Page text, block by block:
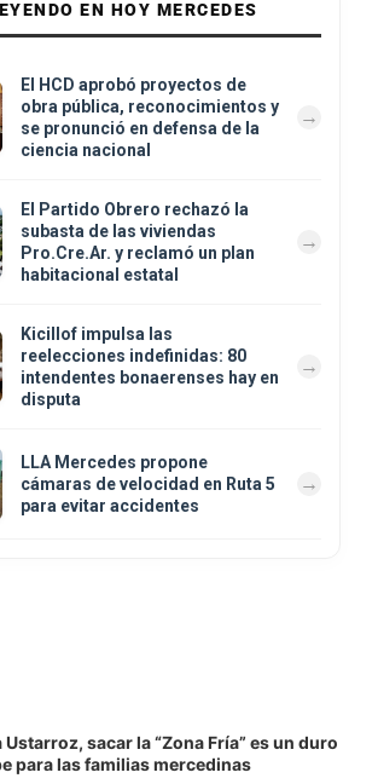
EN HOY MERCEDES
El HCD aprobó proyectos de
obra pública, reconocimientos y
se pronunció en defensa de la
ciencia nacional
El Partido Obrero rechazó la
subasta de las viviendas
Pro.Cre.Ar. y reclamó un plan
habitacional estatal
Kicillof impulsa las
reelecciones indefinidas: 80
intendentes bonaerenses hay en
disputa
LLA Mercedes propone
cámaras de velocidad en Ruta 5
para evitar accidentes
Ustarroz, sacar la “Zona Fría” es un duro
para las familias mercedinas